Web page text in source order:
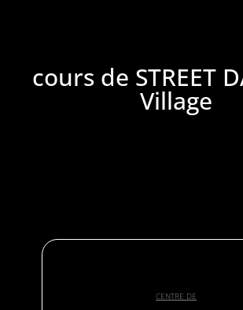
cours de STREET
Village
CENTRE DE